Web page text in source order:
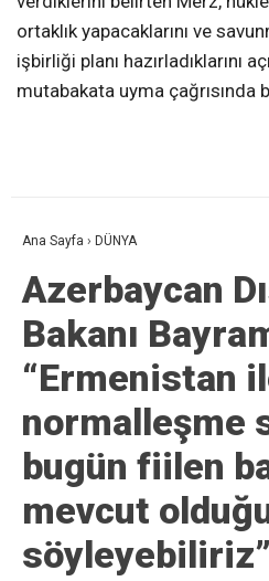
ortaklık yapacaklarını ve
işbirliği planı hazırladıklarını
mutabakata uyma çağrısında
Ana Sayfa › DÜNYA
Azerbaycan
Bakanı
“Ermenistan
normalleşme
bugün fiilen
mevcut
söyleyebiliriz”